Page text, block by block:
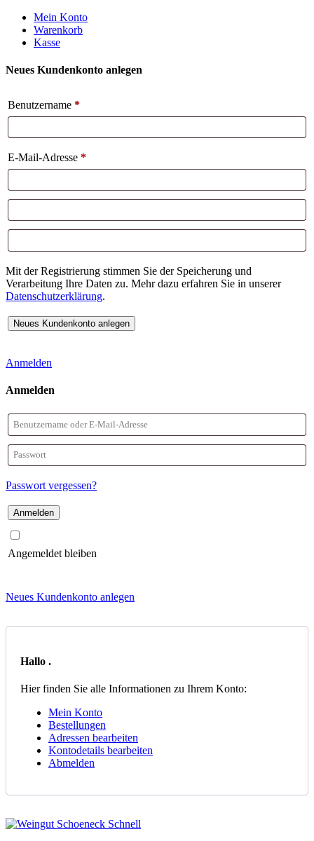
Weiter
zum
Inhalt
Mein Konto
Warenkorb
Kasse
Neues Kundenkonto anlegen
Benutzername *
E-Mail-Adresse *
Mit der Registrierung stimmen Sie der Speicherung und
Verarbeitung Ihre Daten zu. Mehr dazu erfahren Sie in unserer
Datenschutzerklärung.
Anmelden
Anmelden
Benutzername
oder
E-
Mail-
Adresse
Passwort
Passwort vergessen?
Angemeldet bleiben
Neues Kundenkonto anlegen
Hallo .
Hier finden Sie alle Informationen zu Ihrem Konto:
Mein Konto
Bestellungen
Adressen bearbeiten
Kontodetails bearbeiten
Abmelden